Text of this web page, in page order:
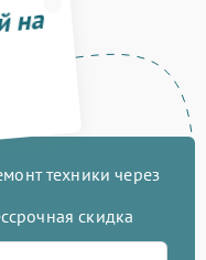
3000 рублей
1600 рублей
1550 рублей
на
техники через
скидка